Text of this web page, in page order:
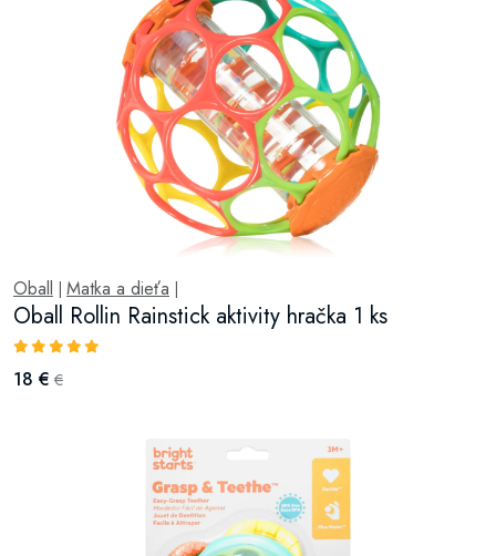
Oball Matka a dieťa
Oball Rollin Rainstick aktivity hračka 1 ks
18 € €